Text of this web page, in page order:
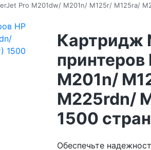
Pro M201dw/ M201n/ M125r/
Картридж
принтеров
M201n/
M225rdn/
1500
Обеспечьте